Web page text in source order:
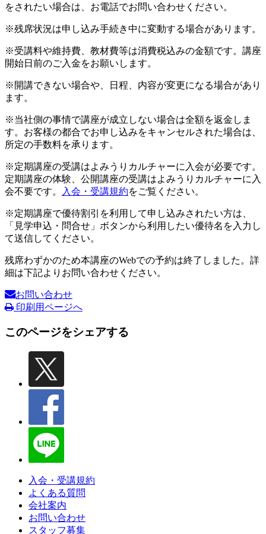
をされたい場合は、お電話でお問い合わせください。
※残席状況は申し込み手続き中に変動する場合があります。
※受講料や維持費、教材費等は消費税込みの金額です。講座
開始日前のご入金をお願いします。
※開講できない場合や、日程、内容が変更になる場合があり
ます。
※当社側の事情で講座が成立しない場合は全額を返金しま
す。お客様の都合でお申し込みをキャンセルされた場合は、
所定の手数料を承ります。
※定期講座の受講はよみうりカルチャーに入会が必要です。
定期講座の体験、公開講座の受講はよみうりカルチャーに入
会不要です。
入会・受講規約をご覧ください。
※定期講座で優待割引を利用して申し込みされたい方は、
「見学申込・問合せ」ボタンから利用したい優待名を入力し
て送信してください。
残席わずかのため本講座のWebでの予約は終了しました。詳
細は下記よりお問い合わせください。
お問い合わせ
印刷用ページへ
このページをシェアする
入会・受講規約
よくある質問
会社案内
お問い合わせ
スタッフ募集